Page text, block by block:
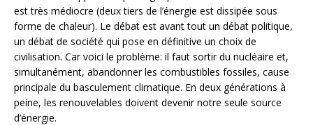
est très médiocre (deux tiers de l’énergie est dissipée sous
forme de chaleur). Le débat est avant tout un débat politique,
un débat de société qui pose en définitive un choix de
civilisation. Car voici le problème: il faut sortir du nucléaire et,
simultanément, abandonner les combustibles fossiles, cause
principale du basculement climatique. En deux générations à
peine, les renouvelables doivent devenir notre seule source
d’énergie.